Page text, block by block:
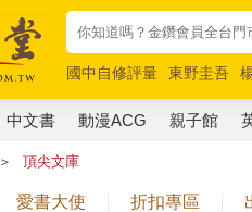
國中自修評量 東野圭吾
唯紅花綻放
奧德賽 路邊
中文書 動漫ACG 親子館
＞ 頂尖文庫
愛書大使 折扣專區